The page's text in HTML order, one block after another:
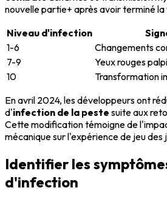
nouvelle partie+ après avoir terminé la
Niveau d'infection
1-6
Changements
7-9
Yeux rouges
10
Transformation
En avril 2024, les développeurs ont
d'infection de la peste suite aux
Cette modification témoigne de
mécanique sur l'expérience de jeu des
Identifier les
d'infection